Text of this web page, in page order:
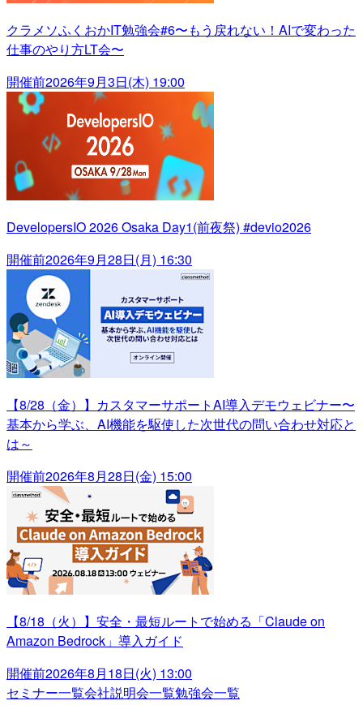
クラメソふくおかIT勉強会#6〜もう戻れない！AIで変わった
仕事のやり方LT会〜
開催前2026年9月3日(木) 19:00
DevelopersIO 2026 Osaka Day1(前夜祭) #devio2026
開催前2026年9月28日(月) 16:30
【8/28（金）】カスタマーサポートAI導入デモウェビナー〜
基本から学ぶ、AI機能を駆使した次世代の問い合わせ対応と
は～
開催前2026年8月28日(金) 15:00
【8/18（火）】安全・最短ルートで始める「Claude on
Amazon Bedrock」導入ガイド
開催前2026年8月18日(火) 13:00
セミナー一覧会社説明会一覧勉強会一覧